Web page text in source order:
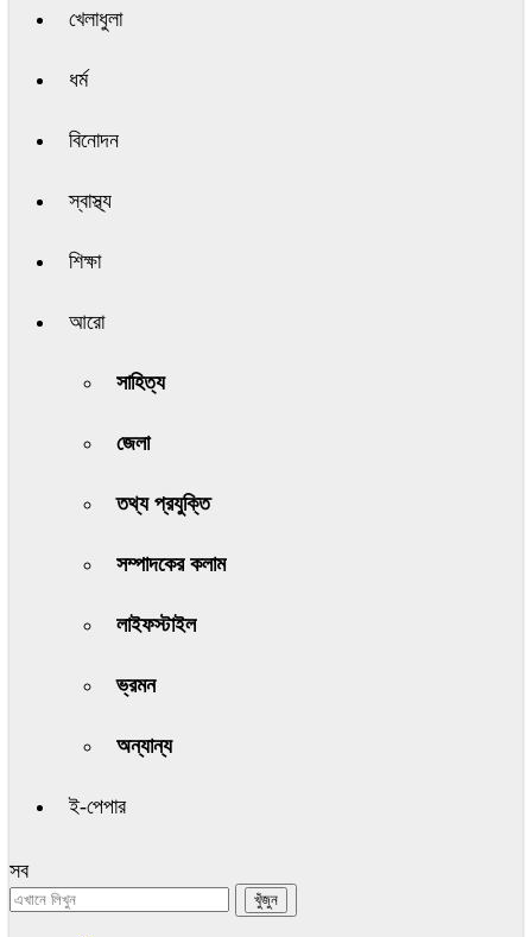
খেলাধুলা
ধর্ম
বিনোদন
স্বাস্থ্য
শিক্ষা
আরো
সাহিত্য
জেলা
তথ্য প্রযুক্তি
সম্পাদকের কলাম
লাইফস্টাইল
ভ্রমন
অন্যান্য
ই-পেপার
সব